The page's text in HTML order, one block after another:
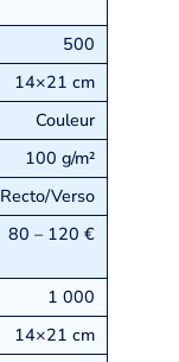
500
14×21 cm
Couleur
100 g/m²
Recto/Verso
80 – 120 €
1 000
14×21 cm